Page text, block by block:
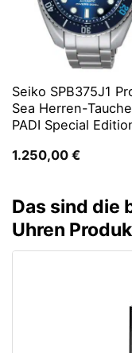
Seiko SPB375J1
Sea Herren-
PADI Special
1.250,00 €
Das sind die
Uhren